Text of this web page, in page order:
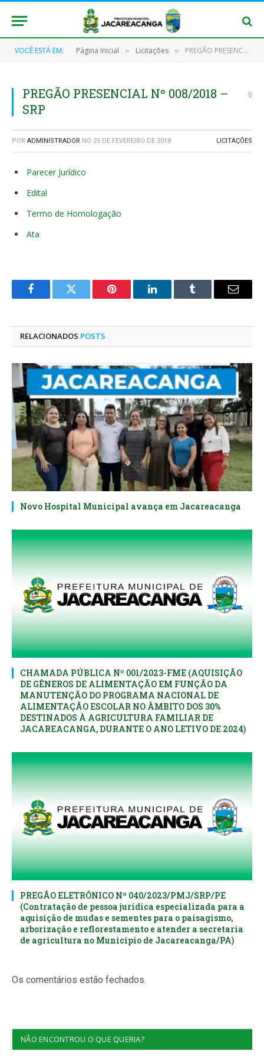
VOCÊ ESTÁ EM: Página Inicial » Licitações » PREGÃO PRESENCIAL Nº 008/2018 – SRP
PREGÃO PRESENCIAL Nº 008/2018 –
SRP
0
POR ADMINISTRADOR NO 25 DE FEVEREIRO DE 2018 LICITAÇÕES
Parecer Jurídico
Edital
Termo de Homologação
Ata
FacebookTwitter Pinterest O
Tumblr
E-
RELACIONADOS POSTS
Novo Hospital Municipal avança em Jacareacanga
CHAMADA PÚBLICA Nº 001/2023-FME (AQUISIÇÃO
DE GÊNEROS DE ALIMENTAÇÃO EM FUNÇÃO DA
MANUTENÇÃO DO PROGRAMA NACIONAL DE
ALIMENTAÇÃO ESCOLAR NO ÂMBITO DOS 30%
DESTINADOS À AGRICULTURA FAMILIAR DE
JACAREACANGA, DURANTE O ANO LETIVO DE 2024)
PREGÃO ELETRÔNICO Nº 040/2023/PMJ/SRP/PE
(Contratação de pessoa jurídica especializada para a
aquisição de mudas e sementes para o paisagismo,
arborização e reflorestamento e atender a secretaria
de agricultura no Município de Jacareacanga/PA)
Os comentários estão fechados.
NÃO ENCONTROU O QUE QUERIA?